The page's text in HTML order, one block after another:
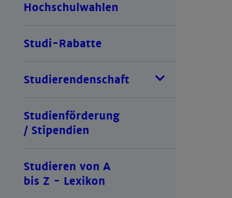
Hochschulwahlen
Studi-Rabatte
Studierendenschaft
Studienförderung
/ Stipendien
Studieren von A
bis Z - Lexikon